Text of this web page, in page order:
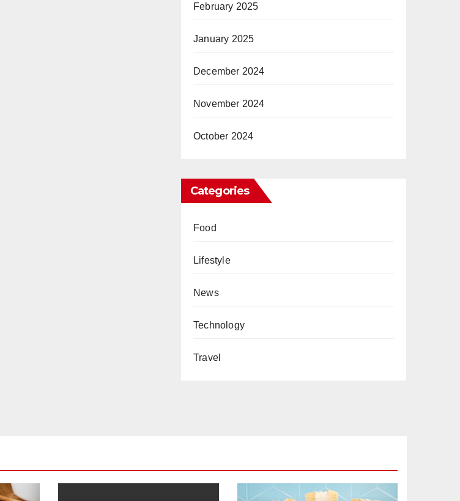
February 2025
January 2025
December 2024
November 2024
October 2024
Categories
Food
Lifestyle
News
Technology
Travel